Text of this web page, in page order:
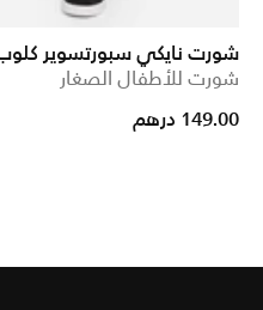
شورت نايكي سبورتسوير
شورت للأطفال الصغار
149.00 درهم